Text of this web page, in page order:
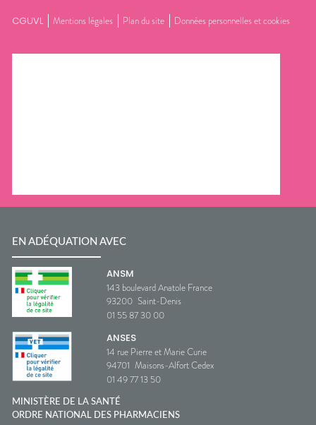
CGUVL Mentions légales Plan du site Données personnelles et cookies
EN ADÉQUATION AVEC
ANSM
143 boulevard Anatole France
93200 Saint-Denis
01 55 87 30 00
ANSES
14 rue Pierre et Marie Curie
94701 Maisons-Alfort Cedex
01 49 77 13 50
MINISTÈRE DE LA SANTÉ
ORDRE NATIONAL DES PHARMACIENS